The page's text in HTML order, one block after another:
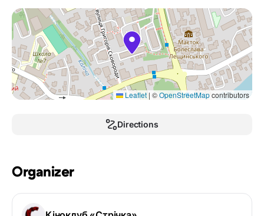
Leaflet | ©OpenStreetMapcontributors
Directions
Organizer